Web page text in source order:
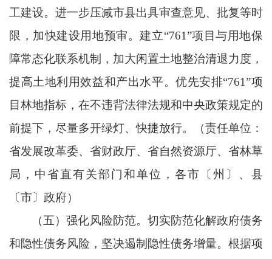
工建设。进一步压减市县出具审查意见、批复等时
限，加快建设用地预审。建立“761”项目与用地保
障常态化联系机制，加大闲置土地整治清退力度，
提高土地利用效益和产出水平。优先安排“761”项
目林地指标，在不违背法律法规和中央政策规定的
前提下，尽量多开绿灯、快捷放行。（责任单位：
省发展改革委、省财政厅、省自然资源厅、省林草
局，中省直有关部门和单位，各市〔州〕、县
〔市〕政府）
（五）强化风险防范。切实防范化解政府债务
和隐性债务风险，坚决遏制隐性债务增量。根据项